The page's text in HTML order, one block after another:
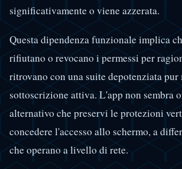
significativamente o viene azzerata.
Questa dipendenza funzionale implica
rifiutano o revocano i permessi per
ritrovano con una suite depotenziata pur
sottoscrizione attiva. L'app non sembra
alternativo che preservi le protezioni
concedere l'accesso allo schermo, a
che operano a livello di rete.